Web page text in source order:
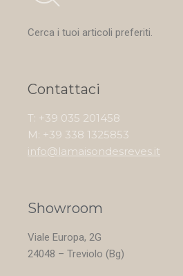
Cerca i tuoi articoli preferiti.
Contattaci
T: +39 035 201458
M: +39 338 1325853
info@lamaisondesreves.it
Showroom
Viale Europa, 2G
24048 – Treviolo (Bg)